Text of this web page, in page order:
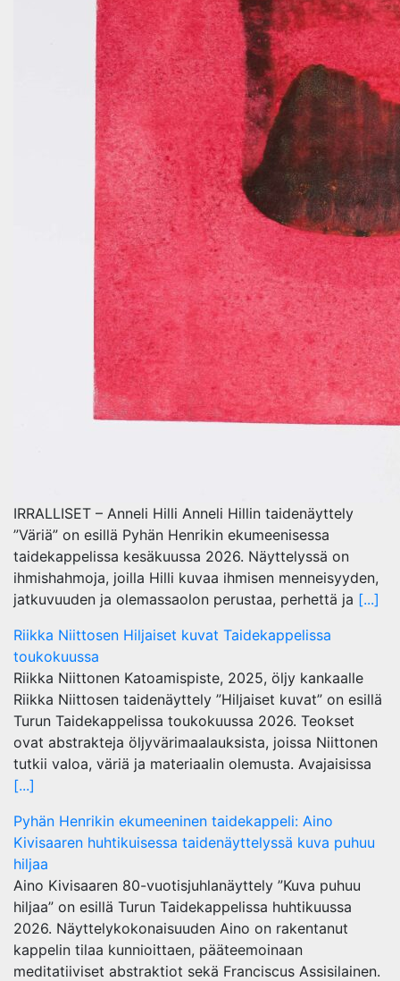
IRRALLISET – Anneli Hilli Anneli Hillin taidenäyttely
”Väriä” on esillä Pyhän Henrikin ekumeenisessa
taidekappelissa kesäkuussa 2026. Näyttelyssä on
ihmishahmoja, joilla Hilli kuvaa ihmisen menneisyyden,
jatkuvuuden ja olemassaolon perustaa, perhettä ja [...]
Riikka Niittosen Hiljaiset kuvat Taidekappelissa
toukokuussa
Riikka Niittonen Katoamispiste, 2025, öljy kankaalle
Riikka Niittosen taidenäyttely ”Hiljaiset kuvat” on esillä
Turun Taidekappelissa toukokuussa 2026. Teokset
ovat abstrakteja öljyvärimaalauksista, joissa Niittonen
tutkii valoa, väriä ja materiaalin olemusta. Avajaisissa
[...]
Pyhän Henrikin ekumeeninen taidekappeli: Aino
Kivisaaren huhtikuisessa taidenäyttelyssä kuva puhuu
hiljaa
Aino Kivisaaren 80-vuotisjuhlanäyttely ”Kuva puhuu
hiljaa” on esillä Turun Taidekappelissa huhtikuussa
2026. Näyttelykokonaisuuden Aino on rakentanut
kappelin tilaa kunnioittaen, pääteemoinaan
meditatiiviset abstraktiot sekä Franciscus Assisilainen.